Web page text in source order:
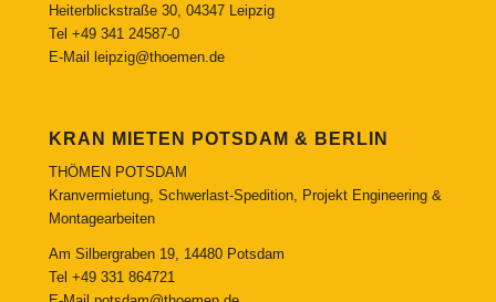
Heiterblickstraße 30, 04347 Leipzig
Tel +49 341 24587-0
E-Mail
leipzig@thoemen.de
KRAN MIETEN POTSDAM & BERLIN
THÖMEN POTSDAM
Kranvermietung, Schwerlast-Spedition, Projekt Engineering &
Montagearbeiten
Am Silbergraben 19, 14480 Potsdam
Tel +49 331 864721